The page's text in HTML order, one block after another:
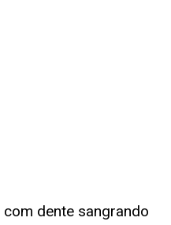
dente sangrando